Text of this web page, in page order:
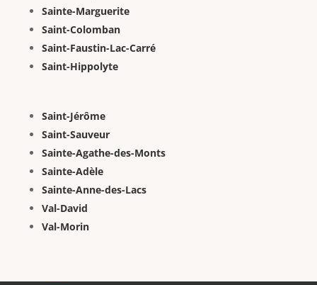
Sainte-Marguerite
Saint-Colomban
Saint-Faustin-Lac-Carré
Saint-Hippolyte
Saint-Jérôme
Saint-Sauveur
Sainte-Agathe-des-Monts
Sainte-Adèle
Sainte-Anne-des-Lacs
Val-David
Val-Morin